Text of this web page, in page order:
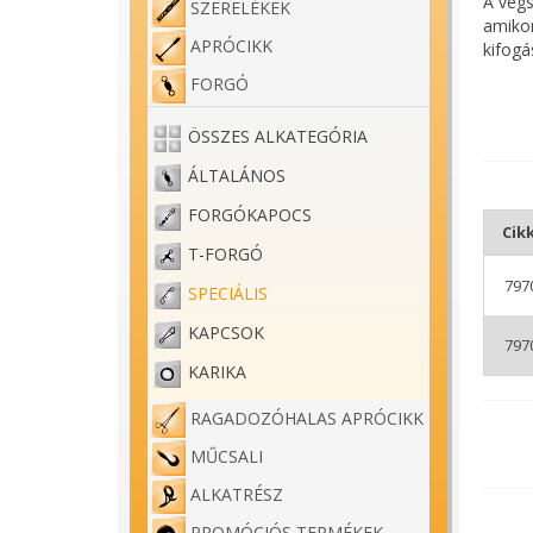
SZERELÉKEK
APRÓCIKK
FORGÓ
ÖSSZES ALKATEGÓRIA
ÁLTALÁNOS
FORGÓKAPOCS
T-FORGÓ
SPECIÁLIS
KAPCSOK
KARIKA
RAGADOZÓHALAS APRÓCIKK
MŰCSALI
ALKATRÉSZ
A
A